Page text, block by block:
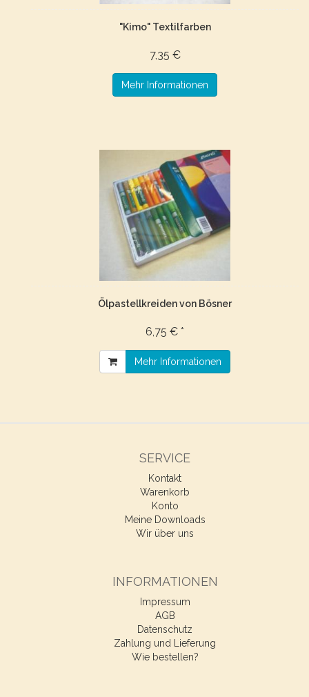
"Kimo" Textilfarben
7,35 €
Mehr Informationen
Ölpastellkreiden von Bösner
6,75 € *
Mehr Informationen
SERVICE
Kontakt
Warenkorb
Konto
Meine Downloads
Wir über uns
INFORMATIONEN
Impressum
AGB
Datenschutz
Zahlung und Lieferung
Wie bestellen?